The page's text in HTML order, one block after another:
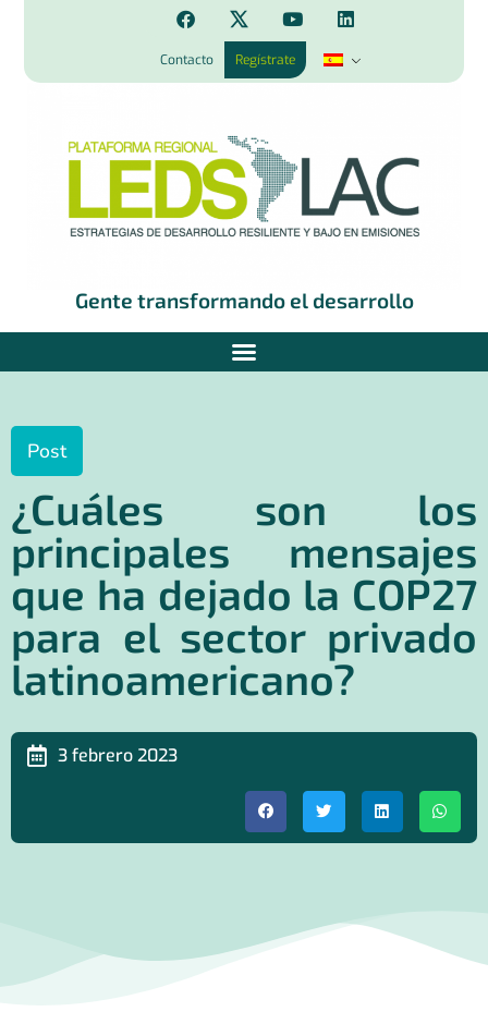
Contacto Regístrate
Gente transformando el desarrollo
Post
¿Cuáles son los
principales mensajes
que ha dejado la COP27
para el sector privado
latinoamericano?
3 febrero 2023